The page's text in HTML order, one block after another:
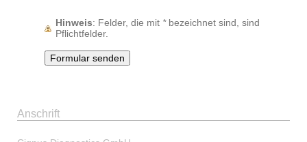
Hinweis : Felder, die mit *bezeichnet sind, sind
Pflichtfelder.
Anschrift